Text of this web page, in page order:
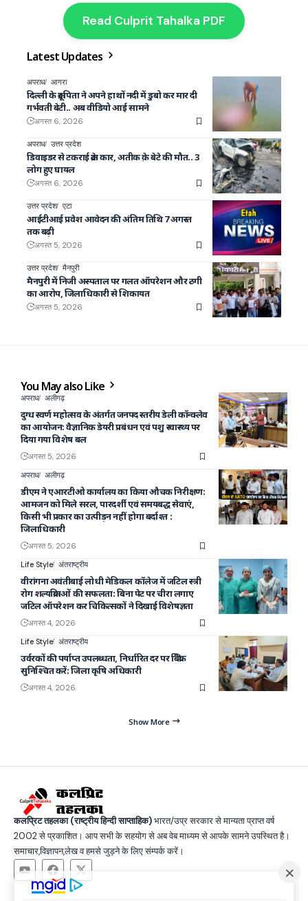
Read Culprit Tahalka PDF
Latest Updates
अपराध आगरा
दिल्ली के क्रूर पिता ने अपने हाथों नदी में डुबो कर मार दी
गर्भवती बेटी.. अब वीडियो आई सामने
अगस्त 6, 2026
अपराध उत्तर प्रदेश
डिवाइडर से टकराई क्रेटा कार, अतीक क़े बेटे की मौत.. 3
लोग हुए घायल
अगस्त 6, 2026
उत्तर प्रदेश एटा
आईटीआई प्रवेश आवेदन की अंतिम तिथि 7 अगस्त
तक बढ़ी
अगस्त 5, 2026
उत्तर प्रदेश मैनपुरी
मैनपुरी में निजी अस्पताल पर गलत ऑपरेशन और ठगी
का आरोप, जिलाधिकारी से शिकायत
अगस्त 5, 2026
You May also Like
अपराध अलीगढ़
दुग्ध स्वर्ण महोत्सव के अंतर्गत जनपद स्तरीय डेली कॉन्क्लेव
का आयोजन: वैज्ञानिक डेयरी प्रबंधन एवं पशु स्वास्थ्य पर
दिया गया विशेष बल
अगस्त 5, 2026
अपराध अलीगढ़
डीएम ने एआरटीओ कार्यालय का किया औचक निरीक्षण:
आमजन को मिले सरल, पारदर्शी एवं समयबद्ध सेवाएं,
किसी भी प्रकार का उत्पीड़न नहीं होगा बर्दाश्त :
जिलाधिकारी
अगस्त 5, 2026
Life Style अंतराष्ट्रीय
वीरांगना अवंतीबाई लोधी मेडिकल कॉलेज में जटिल स्त्री
रोग शल्यक्रियाओं की सफलता: बिना पेट पर चीरा लगाए
जटिल ऑपरेशन कर चिकित्सकों ने दिखाई विशेषज्ञता
अगस्त 4, 2026
Life Style अंतराष्ट्रीय
उर्वरकों की पर्याप्त उपलब्धता, निर्धारित दर पर बिक्री
सुनिश्चित करें: जिला कृषि अधिकारी
अगस्त 4, 2026
Show More
कलप्रिट तहलका (राष्ट्रीय हिन्दी साप्ताहिक)भारत/उप्र सरकार से मान्यता प्राप्त वर्ष
2002 से प्रकाशित। आप सभी के सहयोग से अब वेब माध्यम से आपके सामने उपस्थित है।
समाचार,विज्ञापन,लेख व हमसे जुड़ने के लिए संम्पर्क करें।